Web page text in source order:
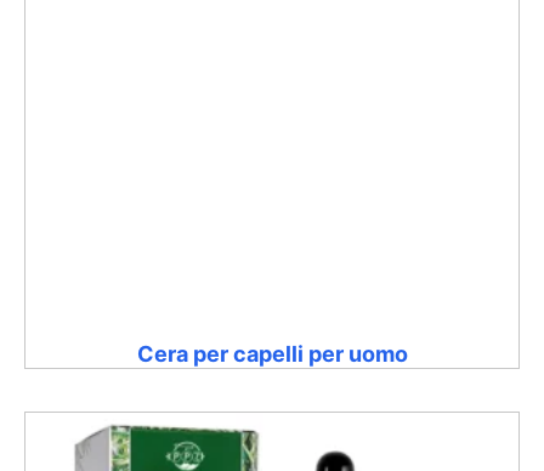
Cera per capelli per uomo